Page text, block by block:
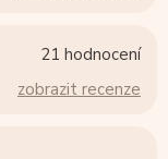
21 hodnocení
zobrazit recenze